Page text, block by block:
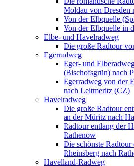
Moldau von Dresden
Von der Elbquelle
Von der Elbquelle in
Elbe- und Havelradweg
Die große Radtour
Egerradweg
Eger- und
(Bischofsgrün) nach
Egerradweg von der
nach Leitmeritz (CZ)
Havelradweg
Die große Radtour
an der Müritz nach
Radtour entlang der
Rathenow
Die schönste
Rheinsberg nach
Havelland-Radweg